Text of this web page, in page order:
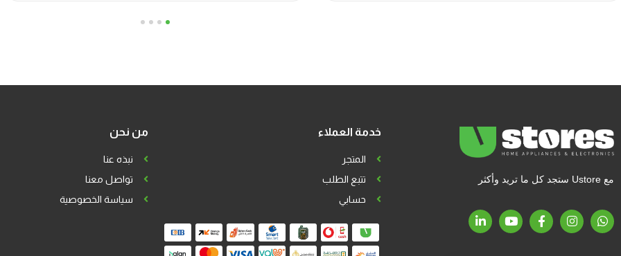
مع Ustore ستجد كل ما تريد وأكثر
خدمة العملاء
المتجر
تتبع الطلب
حسابي
من نحن
نبذه عنا
تواصل معنا
سياسة الخصوصية